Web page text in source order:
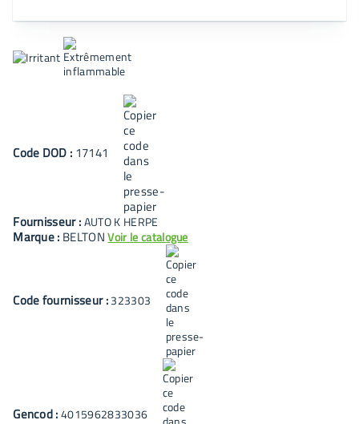
Code DOD : 17141
Fournisseur :AUTO K HERPE
Marque : BELTON Voir le catalogue
Code fournisseur :323303
Gencod :4015962833036